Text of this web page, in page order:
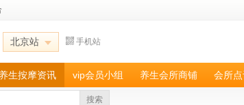
北京站 手机站
养生按摩资讯 vip会员小组 养生会所商铺 会所
搜索